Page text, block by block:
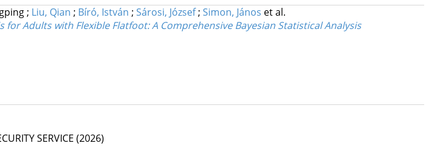
; Liu, Qian ; Bíró, István ; Sárosi, József; Simon, János et al.
Adults with Flexible Flatfoot: A Comprehensive Bayesian Statistical Analysis
SERVICE (2026)